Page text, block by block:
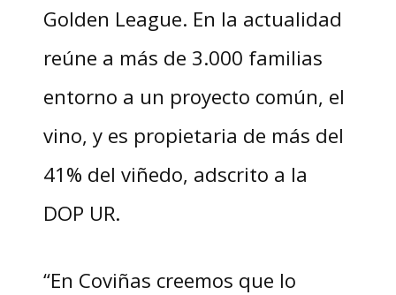
Golden League. En la actualidad
reúne a más de 3.000 familias
entorno a un proyecto común, el
vino, y es propietaria de más del
41% del viñedo, adscrito a la
DOP UR.
“En Coviñas creemos que lo